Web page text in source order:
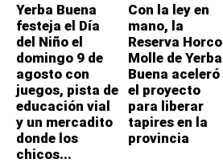
Yerba Buena
festeja el Día
del Niño el
domingo 9 de
agosto con
juegos, pista de
educación vial
y un mercadito
donde los
chicos...
Con la ley en
mano, la
Reserva Horco
Molle de Yerba
Buena aceleró
el proyecto
para liberar
tapires en la
provincia